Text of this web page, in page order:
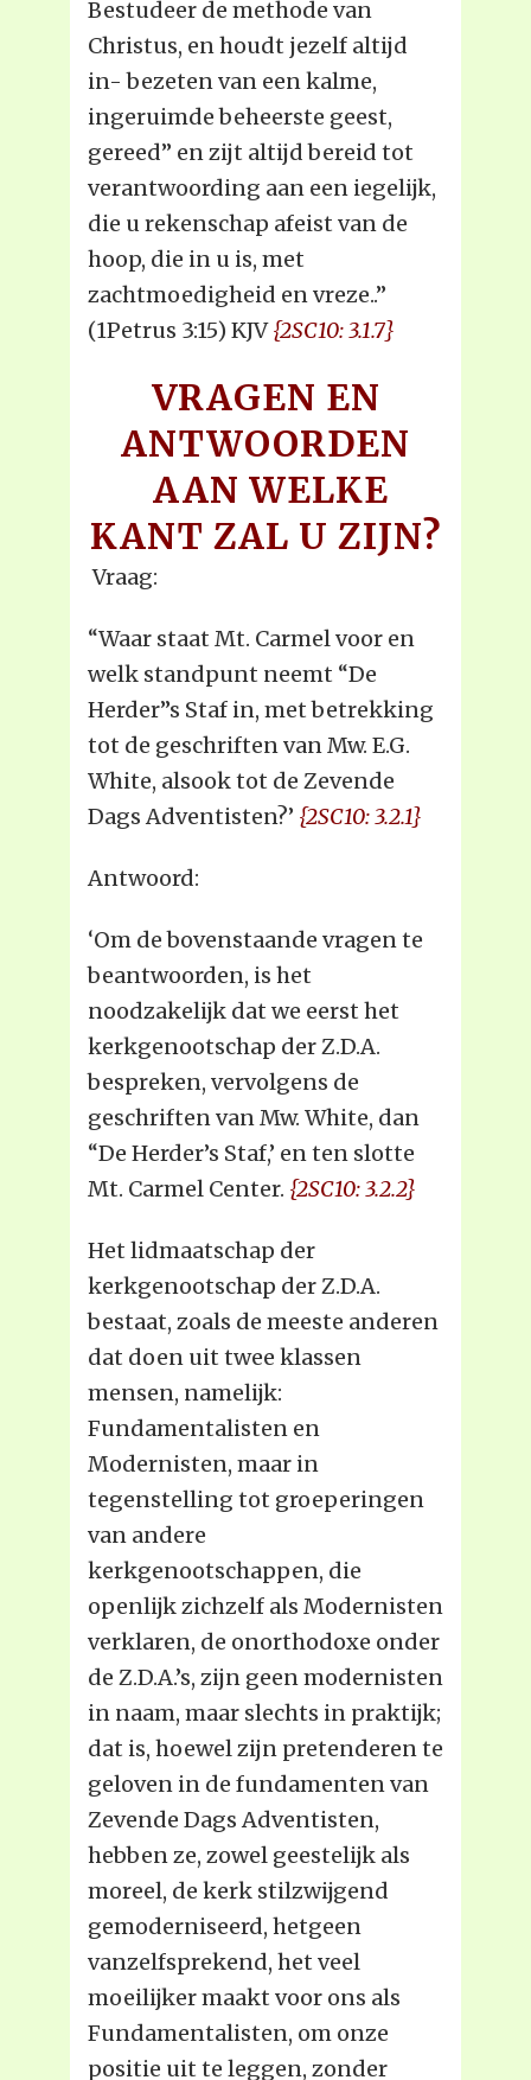
Bestudeer de methode van
Christus, en houdt jezelf altijd
in- bezeten van een kalme,
ingeruimde beheerste geest,
gereed” en zijt altijd bereid tot
verantwoording aan een iegelijk,
die u rekenschap afeist van de
hoop, die in u is, met
zachtmoedigheid en vreze..”
(1Petrus 3:15) KJV{2SC10: 3.1.7}
VRAGEN EN
ANTWOORDEN
AAN WELKE
KANT ZAL U ZIJN?
Vraag:
“Waar staat Mt. Carmel voor en
welk standpunt neemt “De
Herder”s Staf in, met betrekking
tot de geschriften van Mw. E.G.
White, alsook tot de Zevende
Dags Adventisten?’ {2SC10: 3.2.1}
Antwoord:
‘Om de bovenstaande vragen te
beantwoorden, is het
noodzakelijk dat we eerst het
kerkgenootschap der Z.D.A.
bespreken, vervolgens de
geschriften van Mw. White, dan
“De Herder’s Staf,’ en ten slotte
Mt. Carmel Center. {2SC10: 3.2.2}
Het lidmaatschap der
kerkgenootschap der Z.D.A.
bestaat, zoals de meeste anderen
dat doen uit twee klassen
mensen, namelijk:
Fundamentalisten en
Modernisten, maar in
tegenstelling tot groeperingen
van andere
kerkgenootschappen, die
openlijk zichzelf als Modernisten
verklaren, de onorthodoxe onder
de Z.D.A.’s, zijn geen modernisten
in naam, maar slechts in praktijk;
dat is, hoewel zijn pretenderen te
geloven in de fundamenten van
Zevende Dags Adventisten,
hebben ze, zowel geestelijk als
moreel, de kerk stilzwijgend
gemoderniseerd, hetgeen
vanzelfsprekend, het veel
moeilijker maakt voor ons als
Fundamentalisten, om onze
positie uit te leggen, zonder